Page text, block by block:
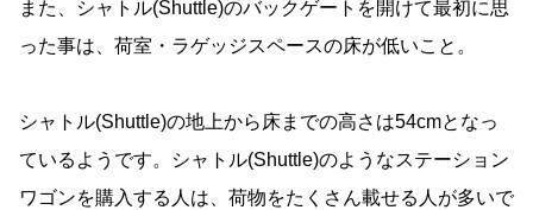
また、シャトル(Shuttle)のバックゲートを開けて最初に思
った事は、荷室・ラゲッジスペースの床が低いこと。
シャトル(Shuttle)の地上から床までの高さは54cmとなっ
ているようです。シャトル(Shuttle)のようなステーション
ワゴンを購入する人は、荷物をたくさん載せる人が多いで